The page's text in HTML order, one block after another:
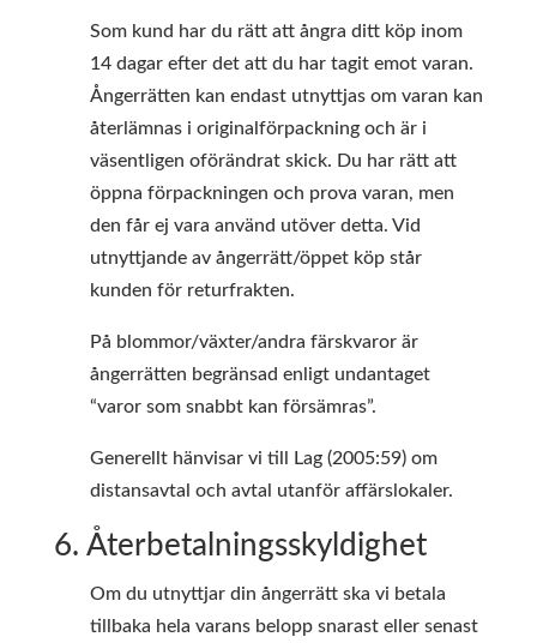
Som kund har du rätt att ångra ditt köp inom
14 dagar efter det att du har tagit emot varan.
Ångerrätten kan endast utnyttjas om varan kan
återlämnas i originalförpackning och är i
väsentligen oförändrat skick. Du har rätt att
öppna förpackningen och prova varan, men
den får ej vara använd utöver detta. Vid
utnyttjande av ångerrätt/öppet köp står
kunden för returfrakten.
På blommor/växter/andra färskvaror är
ångerrätten begränsad enligt undantaget
“varor som snabbt kan försämras”.
Generellt hänvisar vi till Lag (2005:59) om
distansavtal och avtal utanför affärslokaler.
6. Återbetalningsskyldighet
Om du utnyttjar din ångerrätt ska vi betala
tillbaka hela varans belopp snarast eller senast